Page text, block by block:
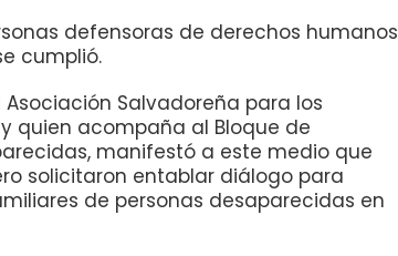
defensoras de derechos humanos
cumplió.
Salvadoreña para los
y quien acompaña al Bloque de
manifestó a este medio que
solicitaron entablar diálogo para
de personas desaparecidas en